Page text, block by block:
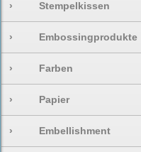
› Stempelkissen
› Embossingprodukte
› Farben
› Papier
› Embellishment